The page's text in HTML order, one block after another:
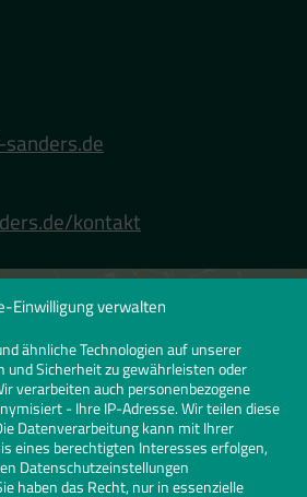
Einwilligung verwalten
ähnliche Technologien auf unserer
und Sicherheit zu gewährleisten oder
verarbeiten auch personenbezogene
- Ihre IP-Adresse. Wir teilen diese
Datenverarbeitung kann mit Ihrer
eines berechtigten Interesses erfolgen,
Datenschutzeinstellungen
haben das Recht, nur in essenzielle
kontakt
um Marketing-Cookies zu
und diesen Inhalt zu
Click to accept marketing
and enable this content